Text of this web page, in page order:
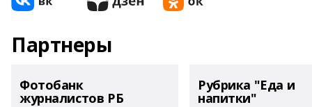
Партнеры
Фотобанк
журналистов РБ
Рубрика "Еда и
напитки"